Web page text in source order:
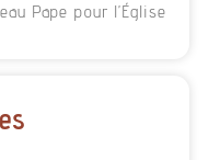
Pape pour l’Église